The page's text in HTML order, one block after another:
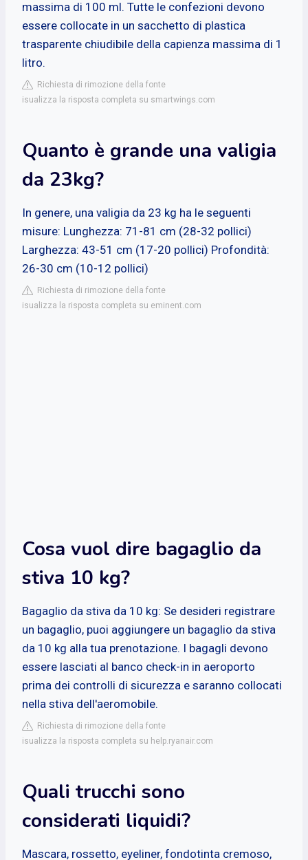
massima di 100 ml. Tutte le confezioni devono
essere collocate in un sacchetto di plastica
trasparente chiudibile della capienza massima di 1
litro.
Richiesta di rimozione della fonte
isualizza la risposta completa su smartwings.com
Quanto è grande una valigia
da 23kg?
In genere, una valigia da 23 kg ha le seguenti
misure: Lunghezza: 71-81 cm (28-32 pollici)
Larghezza: 43-51 cm (17-20 pollici) Profondità:
26-30 cm (10-12 pollici)
Richiesta di rimozione della fonte
isualizza la risposta completa su eminent.com
Cosa vuol dire bagaglio da
stiva 10 kg?
Bagaglio da stiva da 10 kg: Se desideri registrare
un bagaglio, puoi aggiungere un bagaglio da stiva
da 10 kg alla tua prenotazione. I bagagli devono
essere lasciati al banco check-in in aeroporto
prima dei controlli di sicurezza e saranno collocati
nella stiva dell'aeromobile.
Richiesta di rimozione della fonte
isualizza la risposta completa su help.ryanair.com
Quali trucchi sono
considerati liquidi?
Mascara, rossetto, eyeliner, fondotinta cremoso,